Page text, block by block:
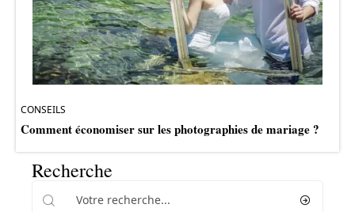
CONSEILS
Comment économiser sur les photographies de mariage ?
Recherche